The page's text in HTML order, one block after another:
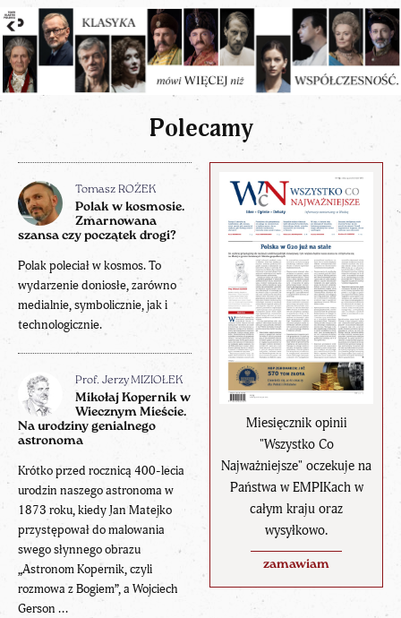
Polecamy
Miesięcznik opinii
"Wszystko Co
Najważniejsze" oczekuje na
Państwa w EMPIKach w
całym kraju oraz
wysyłkowo.
zamawiam
Tomasz ROŻEK
Polak w kosmosie.
Zmarnowana
szansa czy początek drogi?
Polak poleciał w kosmos. To
wydarzenie doniosłe, zarówno
medialnie, symbolicznie, jak i
technologicznie.
Prof. Jerzy MIZIOŁEK
Mikołaj Kopernik w
Wiecznym Mieście.
Na urodziny genialnego
astronoma
Krótko przed rocznicą 400-lecia
urodzin naszego astronoma w
1873 roku, kiedy Jan Matejko
przystępował do malowania
swego słynnego obrazu
„Astronom Kopernik, czyli
rozmowa z Bogiem”, a Wojciech
Gerson ...